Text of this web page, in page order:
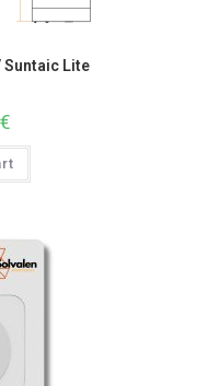
Suntaic Lite
€